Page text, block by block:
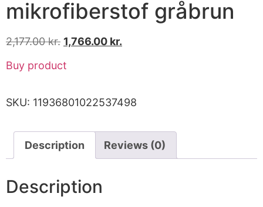
mikrofiberstof gråbrun
2,177.00kr. 1,766.00 kr.
Buy product
SKU: 11936801022537498
Description Reviews (0)
Description